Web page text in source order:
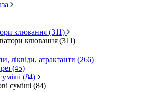
клювання (311)
клювання (311)
ліквіди, атрактанти (266)
(45)
(84)
суміші (84)